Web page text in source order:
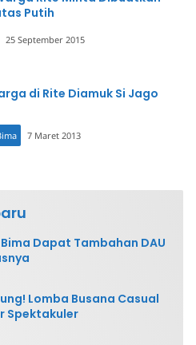
Putih
25 September 2015
di Rite Diamuk Si Jago
7 Maret 2013
Dapat Tambahan DAU
Lomba Busana Casual
Spektakuler